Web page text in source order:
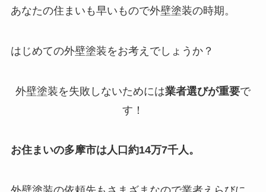
あなたの住まいも早いもので外壁塗装の時期。
はじめての外壁塗装をお考えでしょうか？
外壁塗装を失敗しないためには業者選びが重要で
す！
お住まいの多摩市は人口約14万7千人。